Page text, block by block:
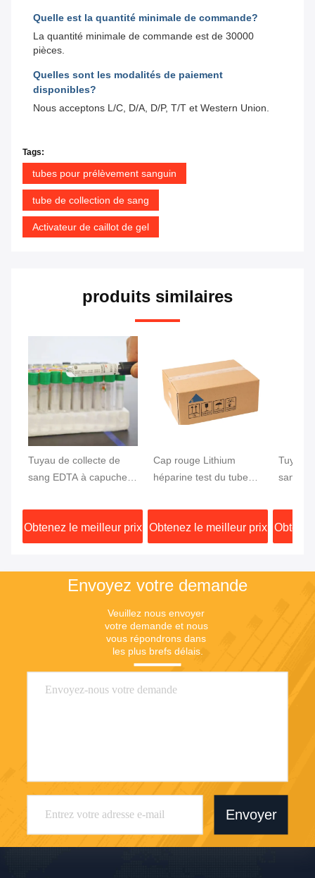
Quelle est la quantité minimale de commande?
La quantité minimale de commande est de 30000
pièces.
Quelles sont les modalités de paiement
disponibles?
Nous acceptons L/C, D/A, D/P, T/T et Western Union.
Tags:
tubes pour prélèvement sanguin
tube de collection de sang
Activateur de caillot de gel
produits similaires
Tuyau de collecte de
sang EDTA à capuche
glucose
Obtenez le meilleur prix
Cap rouge Lithium
héparine test du tube
rapide Activateur de
caillot Séparateur de gel
Obtenez le meilleur prix
Tuyau
sang à
de
Envoyez votre demande
Veuillez nous envoyer
votre demande et nous
vous répondrons dans
les plus brefs délais.
Envoyer